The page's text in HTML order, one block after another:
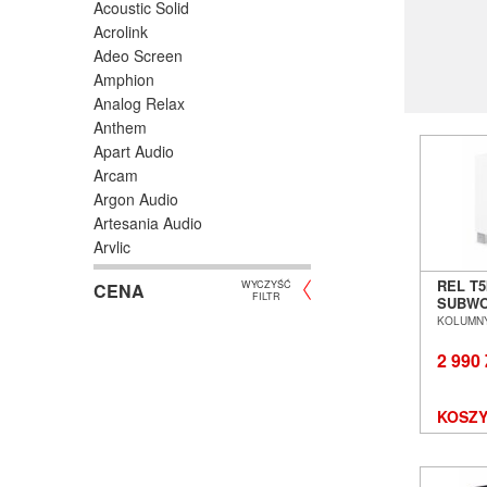
Acoustic Solid
Acrolink
Adeo Screen
Amphion
Analog Relax
Anthem
Apart Audio
Arcam
Argon Audio
Artesania Audio
Arylic
Astell/Kern
Atlas
CENA
WYCZYŚĆ
FILTR
w
Litera
🔊
REL
2 990